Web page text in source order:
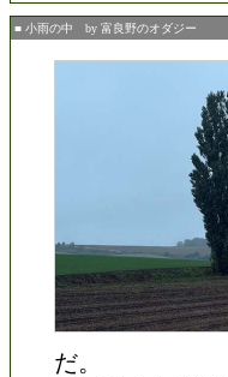
■ 小雨の中 by 富良野のオダジー
だ。